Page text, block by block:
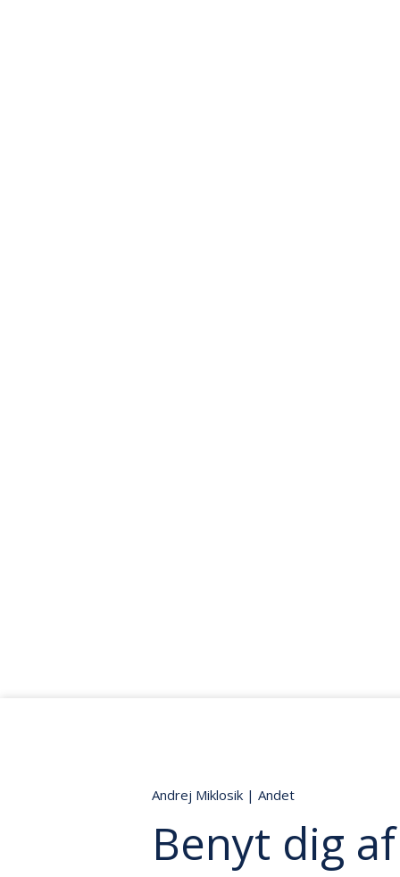
Andrej Miklosik | Andet
Benyt dig